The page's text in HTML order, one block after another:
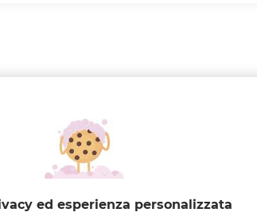
al –50%.​
fino -30% (14) Viso Anti-età fino al
ed esperienza personalizzata